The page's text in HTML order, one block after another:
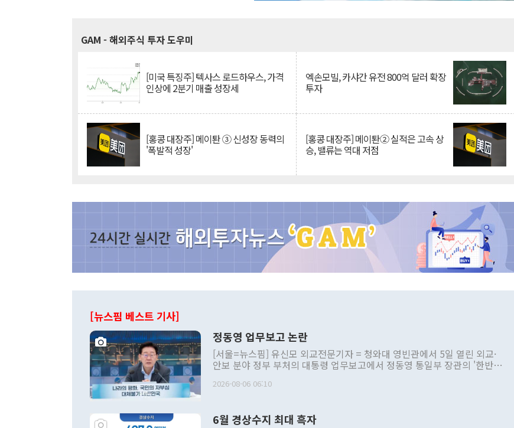
GAM - 해외주식 투자 도우미
[미국 특징주] 텍사스 로드하우스, 가격
인상에 2분기 매출 성장세
엑손모빌, 카샤간 유전 800억 달러 확장
투자
[홍콩 대장주] 메이퇀 ③ 신성장 동력의
'폭발적 성장'
[홍콩 대장주] 메이퇀② 실적은 고속 상
승, 밸류는 역대 저점
[뉴스핌 베스트 기사]
정동영 업무보고 논란
[서울=뉴스핌] 유신모 외교전문기자 = 청와대 영빈관에서 5일 열린 외교·
안보 분야 정부 부처의 대통령 업무보고에서 정동영 통일부 장관의 '한반도
발언 중에는 정부 내 조율을 거치지 않은 사안을 정책으로 추진하겠다고 공
주의적 희망에 근거한 비현실적 구상'이라는 비판을 내놨다. 그동안 정 장
2026-08-06 06:10
6월 경상수지 최대 흑자